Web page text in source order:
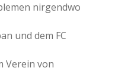
nirgendwo
und dem FC
Verein von